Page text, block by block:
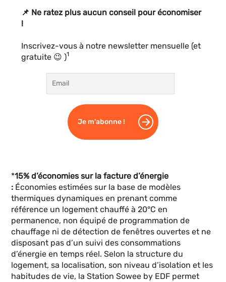
📌 Ne ratez plus aucun conseil pour économiser
!
Inscrivez-vous à notre newsletter mensuelle (et
gratuite 😉 )1
*15% d’économies sur la facture d’énergie
: Économies estimées sur la base de modèles
thermiques dynamiques en prenant comme
référence un logement chauffé à 20°C en
permanence, non équipé de programmation de
chauffage ni de détection de fenêtres ouvertes et ne
disposant pas d’un suivi des consommations
d’énergie en temps réel. Selon la structure du
logement, sa localisation, son niveau d’isolation et les
habitudes de vie, la Station Sowee by EDF permet